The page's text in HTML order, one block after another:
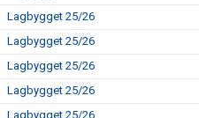
Lagbygget 25/26
Lagbygget 25/26
Lagbygget 25/26
Lagbygget 25/26
Lagbygget 25/26